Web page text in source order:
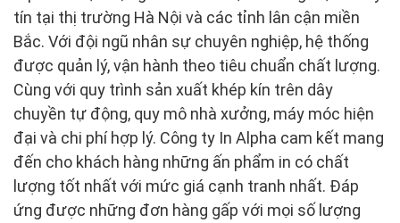
tín tại thị trường Hà Nội và các tỉnh lân cận miền
Bắc. Với đội ngũ nhân sự chuyên nghiệp, hệ thống
được quản lý, vận hành theo tiêu chuẩn chất lượng.
Cùng với quy trình sản xuất khép kín trên dây
chuyền tự động, quy mô nhà xưởng, máy móc hiện
đại và chi phí hợp lý. Công ty In Alpha cam kết mang
đến cho khách hàng những ấn phẩm in có chất
lượng tốt nhất với mức giá cạnh tranh nhất. Đáp
ứng được những đơn hàng gấp với mọi số lượng